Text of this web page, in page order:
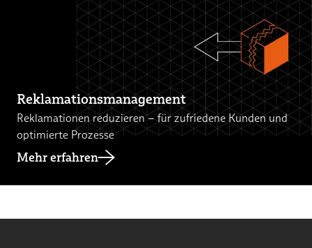
Reklamationsmanagement
Reklamationen reduzieren – für zufriedene Kunden und
optimierte Prozesse
Mehr erfahren